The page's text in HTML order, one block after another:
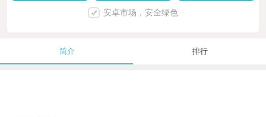
安卓市场，安全绿色
简介 排行